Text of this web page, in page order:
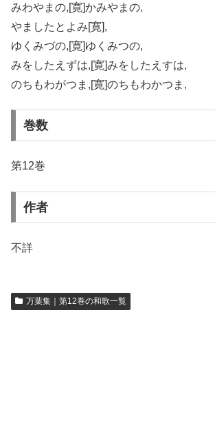
みわやまの,[寛]かみやまの,
やましたとよみ[寛],
ゆくみづの,[寛]ゆくみつの,
みをしたえずは,[寛]みをしたえすは,
のちもわがつま,[寛]のちもわかつま,
巻数
第12巻
作者
不詳
万葉集｜第12巻の和歌一覧